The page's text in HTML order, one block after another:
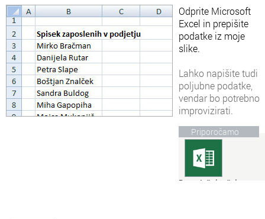
Odprite Microsoft
Excel in prepišite
podatke iz moje
slike.
Lahko napišite tudi
poljubne podatke,
vendar bo potrebno
improvizirati.
Priporočamo
Brezplačni tečaj